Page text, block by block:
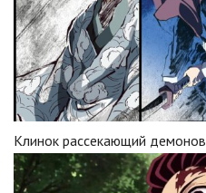
Клинок рассекающий демонов